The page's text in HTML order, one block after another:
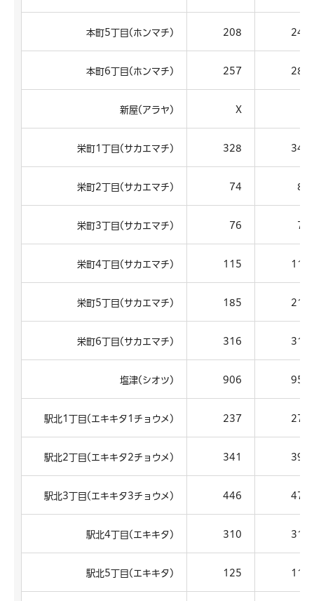
本町5丁目(ホンマチ) 208 243
本町6丁目(ホンマチ) 257 282
新屋(アラヤ) X
栄町1丁目(サカエマチ) 328 342
栄町2丁目(サカエマチ) 74 80
栄町3丁目(サカエマチ) 76 73
栄町4丁目(サカエマチ) 115 117
栄町5丁目(サカエマチ) 185 212
栄町6丁目(サカエマチ) 316 319
塩津(シオツ) 906 951
駅北1丁目(エキキタ1チョウメ) 237 272
駅北2丁目(エキキタ2チョウメ) 341 396
駅北3丁目(エキキタ3チョウメ) 446 472
駅北4丁目(エキキタ) 310 318
駅北5丁目(エキキタ) 125 114